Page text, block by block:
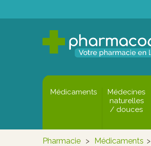
Médicaments
Médecines
naturelles
/ douces
Pharmacie > Médicaments >